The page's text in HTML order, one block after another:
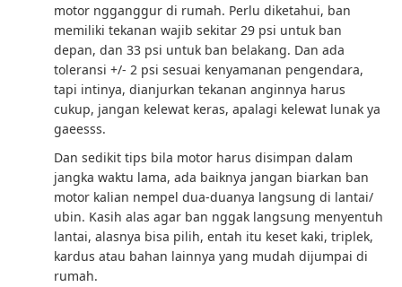
motor ngganggur di rumah. Perlu diketahui, ban
memiliki tekanan wajib sekitar 29 psi untuk ban
depan, dan 33 psi untuk ban belakang. Dan ada
toleransi +/- 2 psi sesuai kenyamanan pengendara,
tapi intinya, dianjurkan tekanan anginnya harus
cukup, jangan kelewat keras, apalagi kelewat lunak ya
gaeesss.
Dan sedikit tips bila motor harus disimpan dalam
jangka waktu lama, ada baiknya jangan biarkan ban
motor kalian nempel dua-duanya langsung di lantai/
ubin. Kasih alas agar ban nggak langsung menyentuh
lantai, alasnya bisa pilih, entah itu keset kaki, triplek,
kardus atau bahan lainnya yang mudah dijumpai di
rumah.